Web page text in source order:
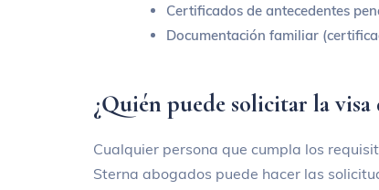
Certificados de antecedentes
Documentación familiar
¿Quién puede solicitar la visa
Cualquier persona que cumpla los
Sterna abogados puede hacer las